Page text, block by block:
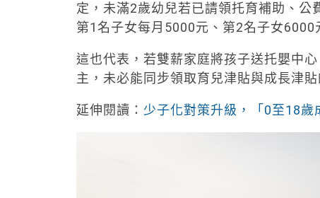
定，未滿2歲幼兒若已請領托育補助、公
第1名子女每月5000元、第2名子女6000
這也代表，若雙薪家庭將孩子送托嬰中
主，未必能同步領取育兒津貼與成長津貼
延伸閱讀： 少子化對策升級，「0至18